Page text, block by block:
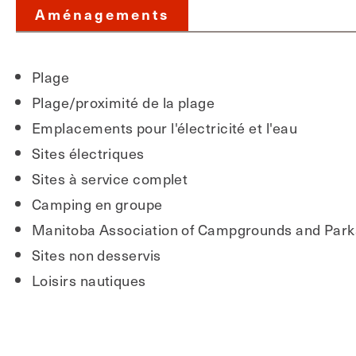
Aménagements
Plage
Plage/proximité de la plage
Emplacements pour l'électricité et l'eau
Sites électriques
Sites à service complet
Camping en groupe
Manitoba Association of Campgrounds and
Sites non desservis
Loisirs nautiques